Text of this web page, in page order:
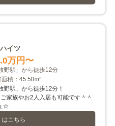
イツ
万円 〜
野駅」から徒歩12分
積：45.50m²
野駅」から徒歩12分！
家族やお2人入居も可能です＾＾
☆
はこちら